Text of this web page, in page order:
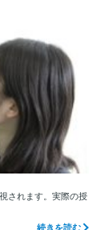
されます。実際の授
続きを読む